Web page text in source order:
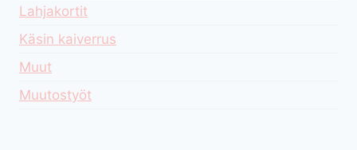
Lahjakortit
Käsin kaiverrus
Muut
Muutostyöt